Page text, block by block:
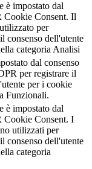
è impostato dal
Cookie Consent. Il
per
consenso dell'utente
categoria Analisi
dal consenso
per registrare il
per i cookie
Funzionali.
è impostato dal
Cookie Consent. I
utilizzati per
consenso dell'utente
categoria